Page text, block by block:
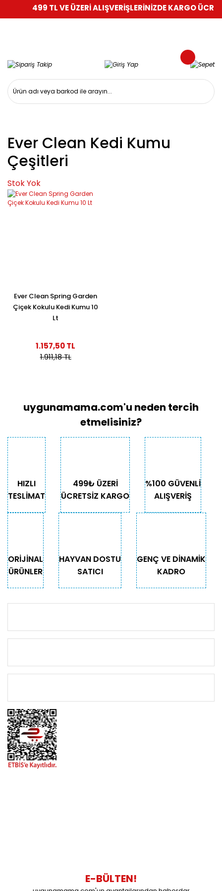
499 TL VE ÜZERİ ALIŞVERİŞLERİNİZDE KARGO
Ever Clean Kedi Kumu
Çeşitleri
Stok Yok
Ever Clean Spring Garden
Çiçek Kokulu Kedi Kumu 10
Lt
1.157,50 TL
1.911,18 TL
uygunamama.com'u neden tercih
etmelisiniz?
HIZLI
TESLİMAT
499₺ ÜZERİ
ÜCRETSİZ KARGO
%100 GÜVENLİ
ALIŞVERİŞ
ORİJİNAL
ÜRÜNLER
HAYVAN DOSTU
SATICI
GENÇ VE DİNAMİK
KADRO
E-BÜLTEN!